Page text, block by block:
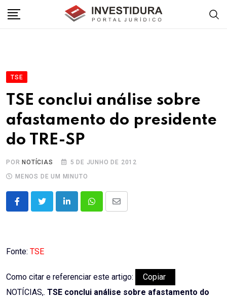
TSE
TSE conclui análise sobre
afastamento do presidente
do TRE-SP
POR NOTÍCIAS
5 DE JUNHO DE 2012
MENOS DE UM MINUTO
LinkedInWhatsappShare
Fonte: TSE
Como citar e referenciar este artigo:
Copiar
NOTÍCIAS,. TSE conclui análise sobre afastamento do